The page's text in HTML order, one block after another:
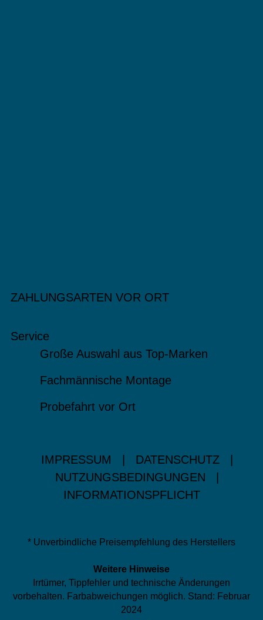
ZAHLUNGSARTEN VOR ORT
Service
Große Auswahl aus Top-Marken
Fachmännische Montage
Probefahrt vor Ort
IMPRESSUM DATENSCHUTZ
NUTZUNGSBEDINGUNGEN
INFORMATIONSPFLICHT
* Unverbindliche Preisempfehlung des Herstellers
Weitere Hinweise
Irrtümer, Tippfehler und technische Änderungen
vorbehalten. Farbabweichungen möglich. Stand: Februar
2024